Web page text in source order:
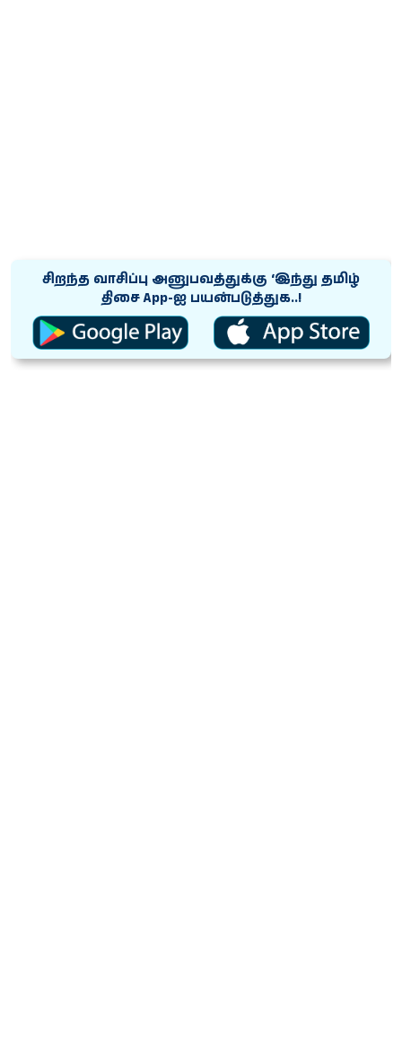
சிறந்த வாசிப்பு அனுபவத்துக்கு ‘இந்து தமிழ்
திசை App-ஐ பயன்படுத்துக..!